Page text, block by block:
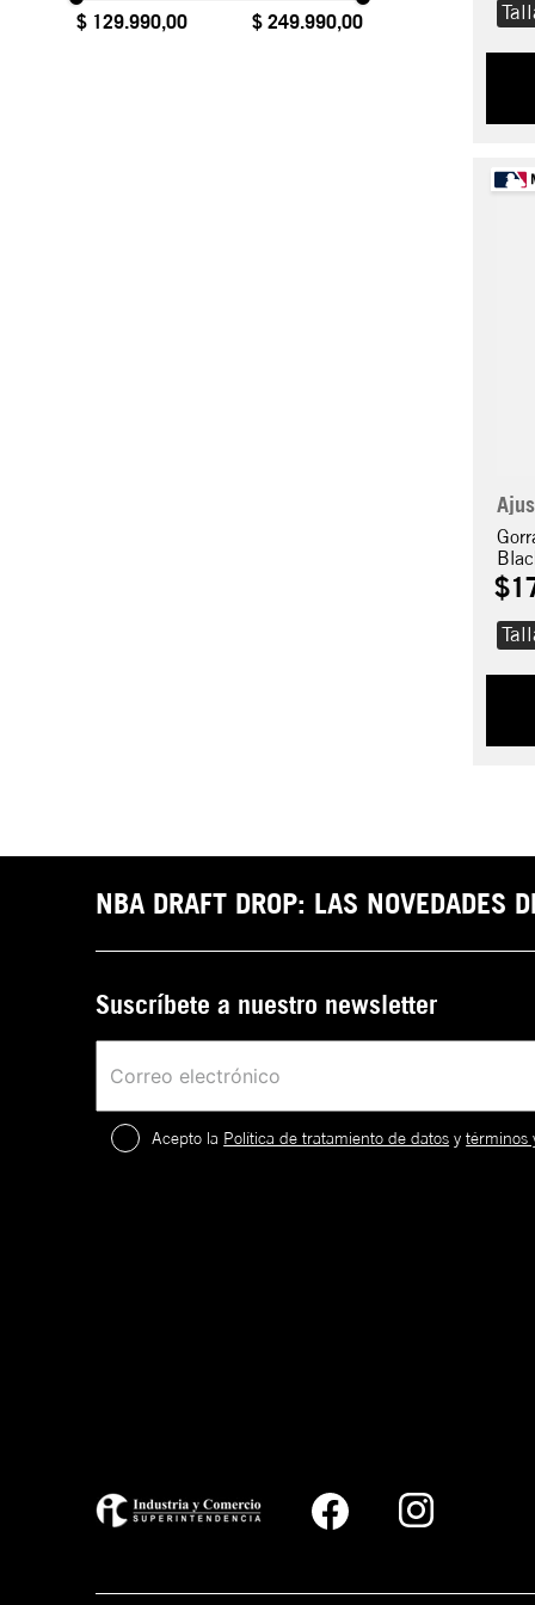
$ 129.990,00 $ 249.990,00
$
NBA DRAFT DROP: LAS NOVEDADES
Suscríbete a nuestro newsletter
Acepto la Política de tratamiento de datos ytérminos